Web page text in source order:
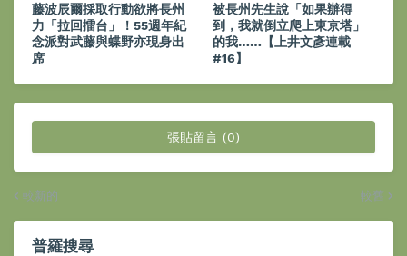
藤波辰爾採取行動欲將長州
力「拉回擂台」！55週年紀
念派對武藤與蝶野亦現身出
席
被長州先生說「如果辦得
到，我就倒立爬上東京塔」
的我……【上井文彥連載
#16】
張貼留言 (0)
較新的 較舊
普羅搜尋